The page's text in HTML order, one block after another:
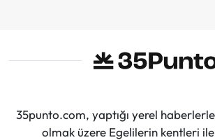
35punto.com, yaptığı yerel
olmak üzere Egelilerin kentleri ile